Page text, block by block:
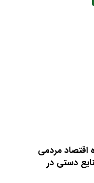
اقتصاد مردمی
دستی در